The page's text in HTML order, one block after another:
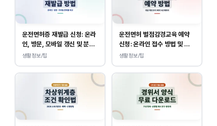
운전면허증 재발급 신청: 온라
인, 방문, 모바일 갱신 및 분실
대응
생활정보/팁
운전면허 벌점감경교육 예약
신청: 온라인 접수 방법 및 비
용 안내
생활정보/팁